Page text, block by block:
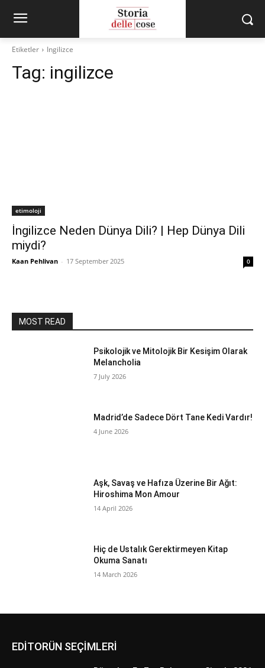
Etiketler Ingilizce
Tag: ingilizce
etimoloji
İngilizce Neden Dünya Dili? | Hep Dünya Dili
miydi?
Kaan Pehlivan - 17 September 2025 0
MOST READ
Psikolojik ve Mitolojik Bir Kesişim Olarak
Melancholia
7 July 2026
Madrid’de Sadece Dört Tane Kedi Vardır!
4 June 2026
Aşk, Savaş ve Hafıza Üzerine Bir Ağıt:
Hiroshima Mon Amour
14 April 2026
Hiç de Ustalık Gerektirmeyen Kitap
Okuma Sanatı
14 March 2026
EDİTORÜN SEÇİMLERİ